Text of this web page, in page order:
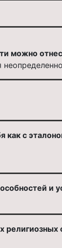
можно
с
и